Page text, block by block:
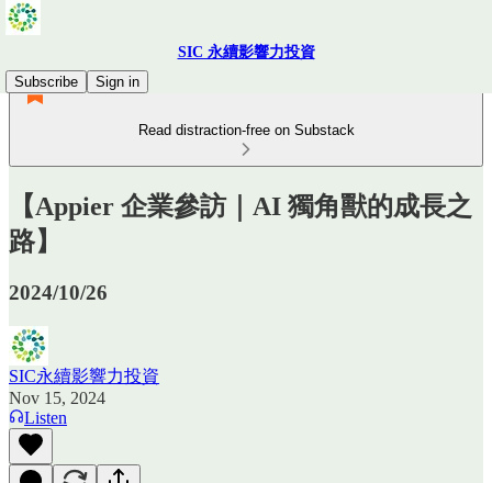
SIC 永續影響力投資
Subscribe
Sign in
Read distraction-free on Substack
【Appier 企業參訪｜AI 獨角獸的成長之
路】
2024/10/26
SIC永續影響力投資
Nov 15, 2024
Listen